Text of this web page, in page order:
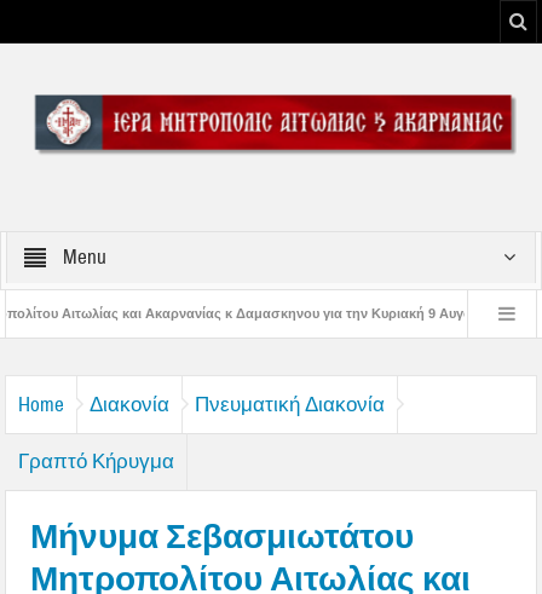
Menu
κ Δαμασκηνου για την Κυριακή 9 Αυγούστου 2026 Η εορτή της
Home Διακονία Πνευματική Διακονία
Γραπτό Κήρυγμα
Μήνυμα Σεβασμιωτάτου
Μητροπολίτου Αιτωλίας και